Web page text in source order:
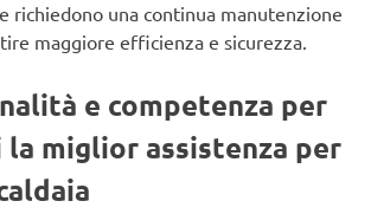
richiedono una continua manutenzione
maggiore efficienza e sicurezza.
e competenza per
miglior assistenza per